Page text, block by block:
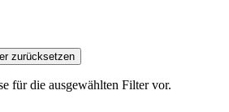
zurücksetzen
für die ausgewählten Filter vor.